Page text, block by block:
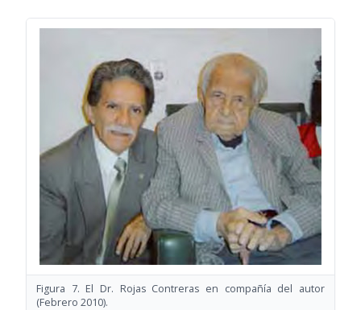
Figura 7. El Dr. Rojas Contreras en compañía del autor
(Febrero 2010).